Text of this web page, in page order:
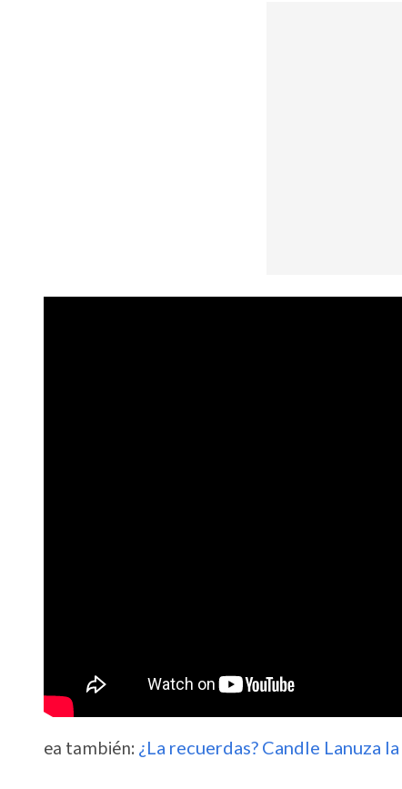
ea también: ¿La recuerdas? Candle Lanuza